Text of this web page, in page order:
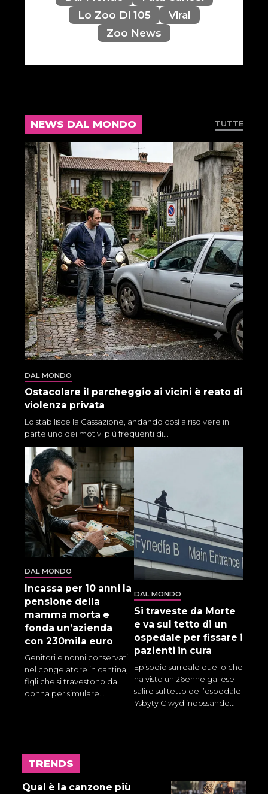
Lo Zoo Di 105
Viral
Zoo News
NEWS DAL MONDO TUTTE
DAL MONDO
Ostacolare il parcheggio ai vicini è reato di
violenza privata
Lo stabilisce la Cassazione, andando così a risolvere in
parte uno dei motivi più frequenti di...
DAL MONDO
Incassa per 10 anni la
pensione della
mamma morta e
fonda un’azienda
con 230mila euro
Genitori e nonni conservati
nel congelatore in cantina,
figli che si travestono da
donna per simulare...
DAL MONDO
Si traveste da Morte
e va sul tetto di un
ospedale per fissare i
pazienti in cura
Episodio surreale quello che
ha visto un 26enne gallese
salire sul tetto dell’ospedale
Ysbyty Clwyd indossando...
TRENDS
Qual è la canzone più
17 LUGLIO 2026
Gnano 5 - Episodio 14